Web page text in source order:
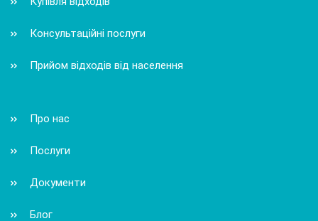
Консультаційні послуги
Прийом відходів від населення
Про нас
Послуги
Документи
Блог